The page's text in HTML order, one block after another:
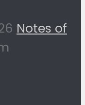
Notes of